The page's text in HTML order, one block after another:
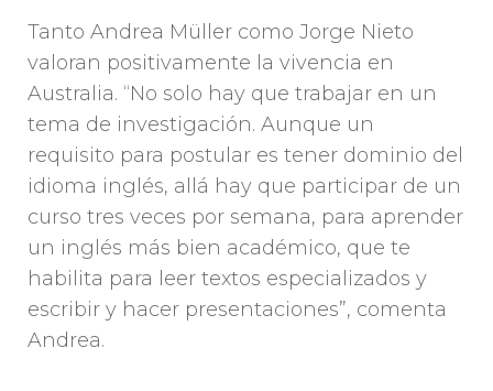
Tanto Andrea Müller como Jorge Nieto
valoran positivamente la vivencia en
Australia. “No solo hay que trabajar en un
tema de investigación. Aunque un
requisito para postular es tener dominio del
idioma inglés, allá hay que participar de un
curso tres veces por semana, para aprender
un inglés más bien académico, que te
habilita para leer textos especializados y
escribir y hacer presentaciones”, comenta
Andrea.